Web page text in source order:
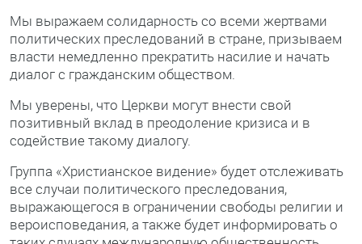
Мы выражаем солидарность со всеми жертвами
политических преследований в стране, призываем
власти немедленно прекратить насилие и начать
диалог с гражданским обществом.
Мы уверены, что Церкви могут внести свой
позитивный вклад в преодоление кризиса и в
содействие такому диалогу.
Группа «Христианское видение» будет отслеживать
все случаи политического преследования,
выражающегося в ограничении свободы религии и
вероисповедания, а также будет информировать о